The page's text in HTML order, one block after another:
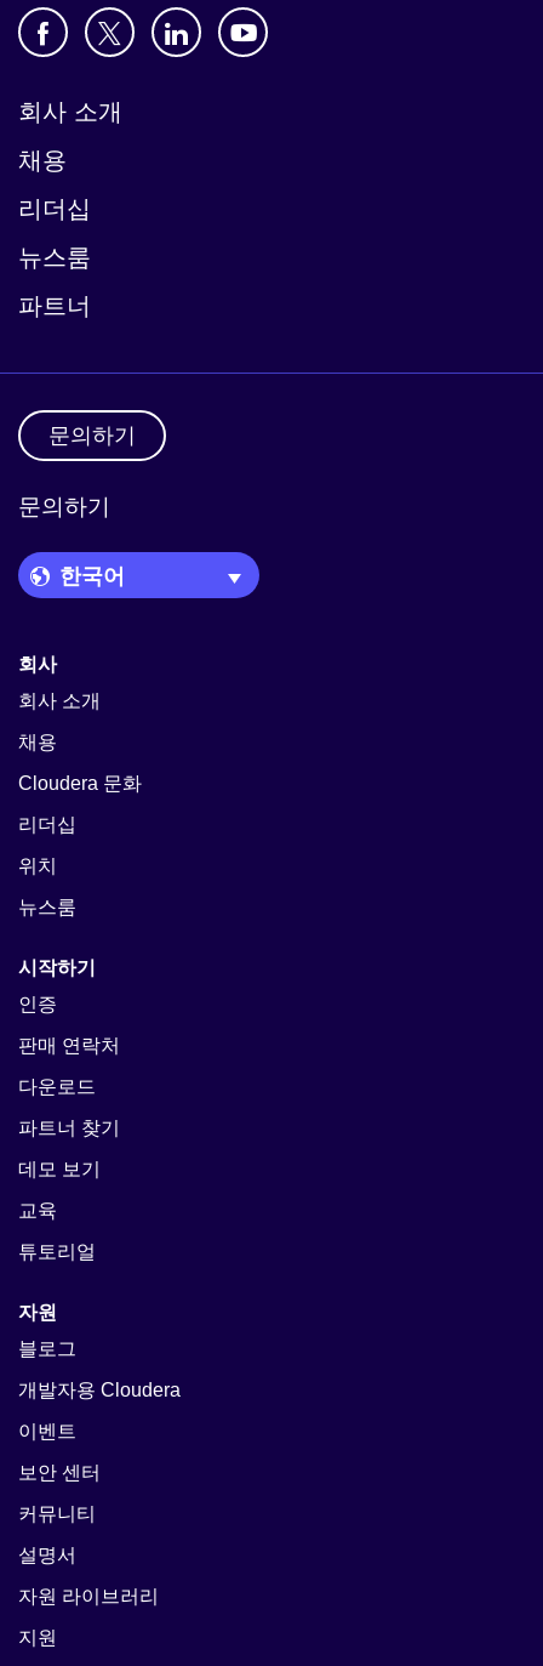
회사 소개
채용
리더십
뉴스룸
파트너
문의하기
문의하기
Language Picker
회사
회사 소개
채용
Cloudera 문화
리더십
위치
뉴스룸
시작하기
인증
판매 연락처
다운로드
파트너 찾기
데모 보기
교육
튜토리얼
자원
블로그
개발자용 Cloudera
이벤트
보안 센터
커뮤니티
설명서
자원 라이브러리
지원